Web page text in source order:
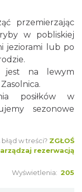
przemierzając
w pobliskiej
jeziorami lub po
jest na lewym
posiłków w
sezonowe
błąd w treści? ZGŁOŚ
rezerwacją
Wyświetlenia: 205